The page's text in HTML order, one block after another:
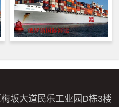
坂大道民乐工业园D栋3楼